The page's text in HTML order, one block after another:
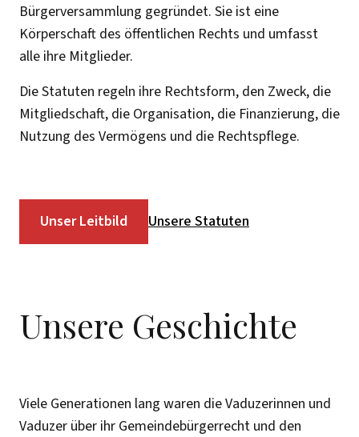
Bürgerversammlung gegründet. Sie ist eine
Körperschaft des öffentlichen Rechts und umfasst
alle ihre Mitglieder.
Die Statuten regeln ihre Rechtsform, den Zweck, die
Mitgliedschaft, die Organisation, die Finanzierung, die
Nutzung des Vermögens und die Rechtspflege.
Unser Leitbild Unsere Statuten
Unsere Geschichte
Viele Generationen lang waren die Vaduzerinnen und
Vaduzer über ihr Gemeindebürgerrecht und den